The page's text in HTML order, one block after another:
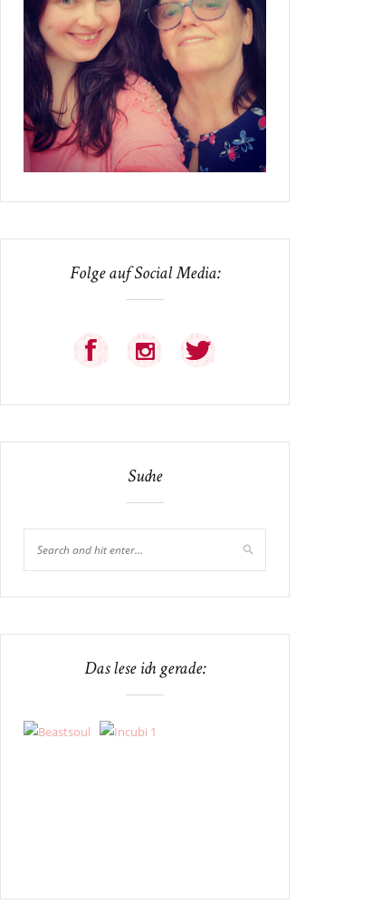
Folge auf Social Media:
Suche
Das lese ich gerade: